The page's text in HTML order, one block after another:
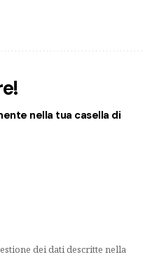
nella tua casella di
dei dati descritte nella